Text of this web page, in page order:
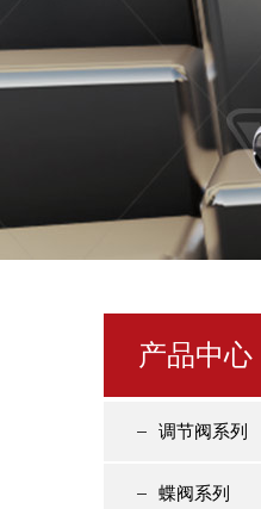
产品中心
调节阀系列
蝶阀系列